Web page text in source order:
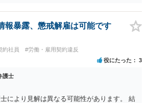
報暴露、懲戒解雇は可能です
約社員 #労働・雇用契約違反
役にたった 3
護士
により見解は異なる可能性があります。 結